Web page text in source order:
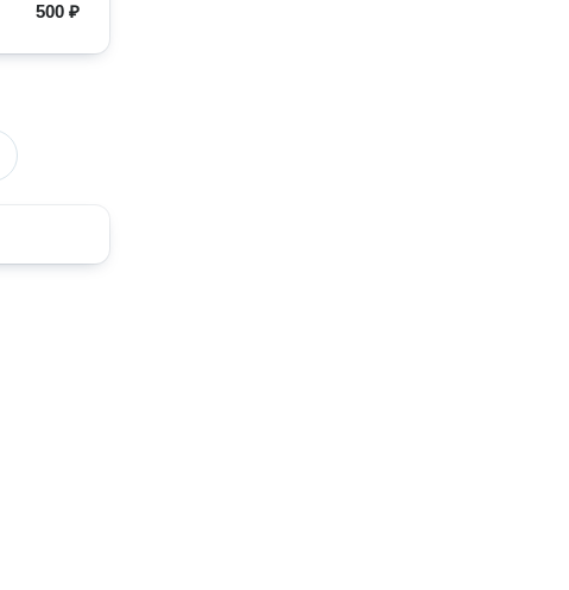
500 ₽